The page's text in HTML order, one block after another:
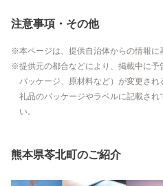
注意事項・その他
本ページは、提供自治体からの情報に
提供元の都合などにより、掲載中に予
パッケージ、原材料など）が変更さ
礼品のパッケージやラベルに記載さ
い。
熊本県苓北町のご紹介